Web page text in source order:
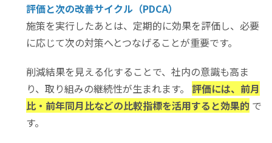
評価と次の改善サイクル（PDCA）
施策を実行したあとは、定期的に効果を評価し、必要
に応じて次の対策へとつなげることが重要です。
削減結果を見える化することで、社内の意識も高ま
り、取り組みの継続性が生まれます。 評価には、前月
比・前年同月比などの比較指標を活用すると効果的 で
す。